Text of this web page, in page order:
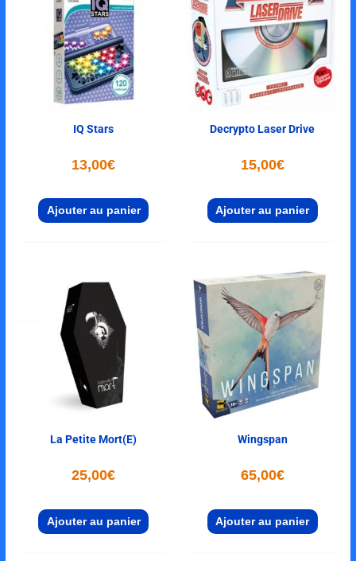
IQ Stars
13,00€
Ajouter au panier
Decrypto Laser Drive
15,00€
Ajouter au panier
La Petite Mort(e)
25,00€
Ajouter au panier
Wingspan
65,00€
Ajouter au panier